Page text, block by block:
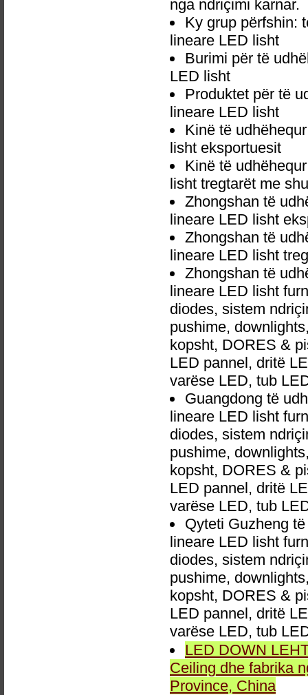
nga ndriçimi karnar.
Ky grup përfshin:
lineare LED lisht
Burimi për të
LED lisht
Produktet për të
lineare LED lisht
Kinë të
lisht eksportuesit
Kinë të
lisht tregtarët me
Zhongshan të
lineare LED lisht
Zhongshan të
lineare LED lisht
Zhongshan të
lineare LED lisht
diodes, sistem
pushime,
kopsht, DORES &
LED pannel, dritë
varëse LED, tub
Guangdong të
lineare LED lisht
diodes, sistem
pushime,
kopsht, DORES &
LED pannel, dritë
varëse LED, tub
Qyteti Guzheng
lineare LED lisht
diodes, sistem
pushime,
kopsht, DORES &
LED pannel, dritë
varëse LED, tub
LED DOWN
Ceiling dhe fabrika
Province, China